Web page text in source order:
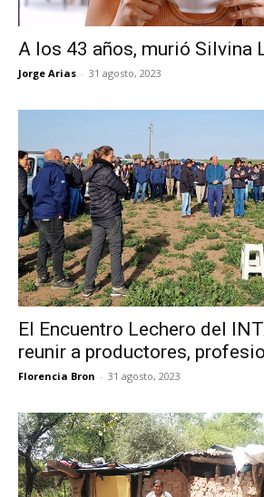
A los 43 años, murió Silvina
Jorge Arias - 31 agosto, 2023
El Encuentro Lechero del
reunir a productores,
Florencia Bron - 31 agosto, 2023